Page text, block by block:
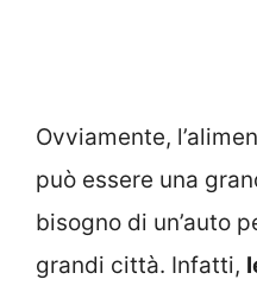
Ovviamente,
può essere una
bisogno di un’auto
grandi città. Infatti,